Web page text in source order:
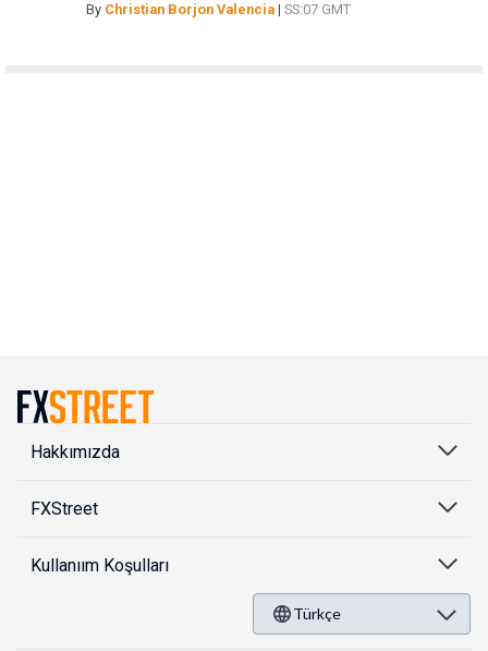
By Christian Borjon Valencia | SS:07 GMT
Hakkımızda
FXStreet
Kullanıım Koşulları
Türkçe